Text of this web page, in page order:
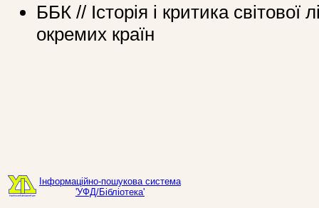
ББК // Історія і критика світової
окремих країн
Інформаційно-пошукова система
'УФД/Бібліотека'